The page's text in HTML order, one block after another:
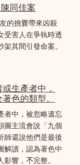
同佳案
的挑釁帶來凶殺
受害人在爭執時透
其間引發命案。
生產者中，
色的類型。
者中，被忽略遺忘
圖主流會說「九個
師還說他們是最後
解讀，認為著色中
響，𣎴完整。